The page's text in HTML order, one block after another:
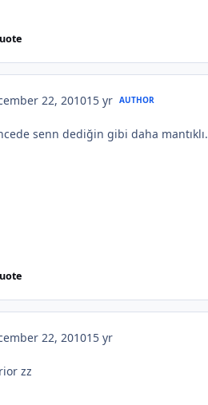
22, 201015 yr AUTHOR
senn dediğin gibi daha mantıklı.
22, 201015 yr
zz